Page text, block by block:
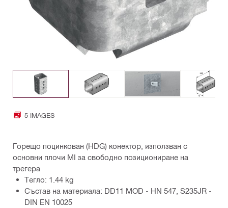
5 IMAGES
Горещо поцинкован (HDG) конектор, използван с
основни плочи MI за свободно позициониране на
трегера
Тегло: 1.44 kg
Състав на материала: DD11 MOD - HN 547, S235JR -
DIN EN 10025